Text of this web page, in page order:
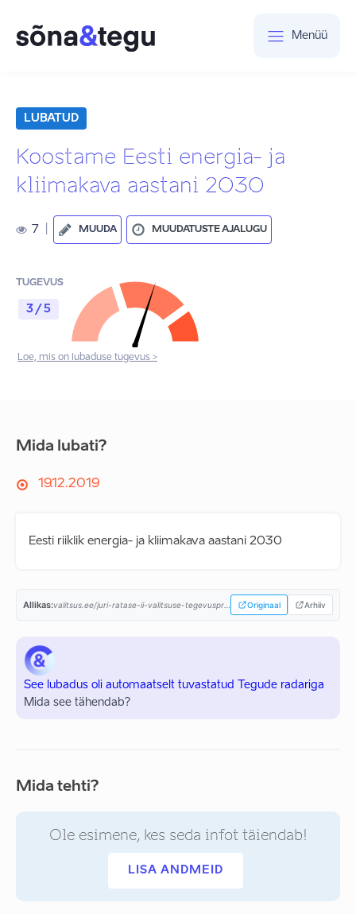
Menüü
LUBATUD
Koostame Eesti energia- ja
kliimakava aastani 2030
7 MUUDA MUUDATUSTE AJALUGU
TUGEVUS
3 / 5
Loe, mis on lubaduse tugevus >
Mida lubati?
19.12.2019
Eesti riiklik energia- ja kliimakava aastani 2030
Allikas: Originaal Arhiiv
See lubadus oli automaatselt tuvastatud Tegude radariga
Mida see tähendab?
Mida tehti?
Ole esimene, kes seda infot täiendab!
LISA ANDMEID